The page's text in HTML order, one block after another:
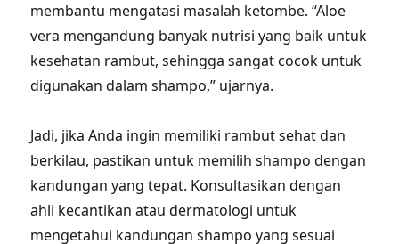
membantu mengatasi masalah ketombe. “Aloe
vera mengandung banyak nutrisi yang baik untuk
kesehatan rambut, sehingga sangat cocok untuk
digunakan dalam shampo,” ujarnya.
Jadi, jika Anda ingin memiliki rambut sehat dan
berkilau, pastikan untuk memilih shampo dengan
kandungan yang tepat. Konsultasikan dengan
ahli kecantikan atau dermatologi untuk
mengetahui kandungan shampo yang sesuai